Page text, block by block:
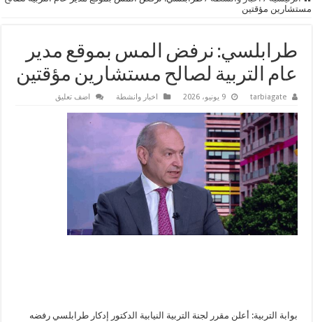
مستشارين مؤقتين
طرابلسي: نرفض المس بموقع مدير
عام التربية لصالح مستشارين مؤقتين
tarbiagate 9 يونيو، 2026 اخبار وانشطة اضف تعليق
بوابة التربية: أعلن مقرر لجنة التربية النيابية الدكتور إدكار طرابلسي رفضه